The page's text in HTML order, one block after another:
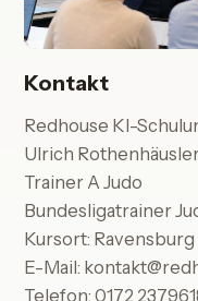
Kontakt
Redhouse KI-
Ulrich
Trainer A Judo
Bundesligatrainer
Kursort: Ravensburg
E-Mail:
Telefon:0172